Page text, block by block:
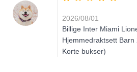
2026/08/01
Billige Inter Miami
Hjemmedraktsett
Korte bukser)